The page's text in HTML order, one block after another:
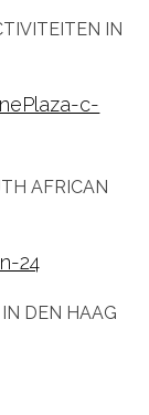
IN
AFRICAN
DEN HAAG